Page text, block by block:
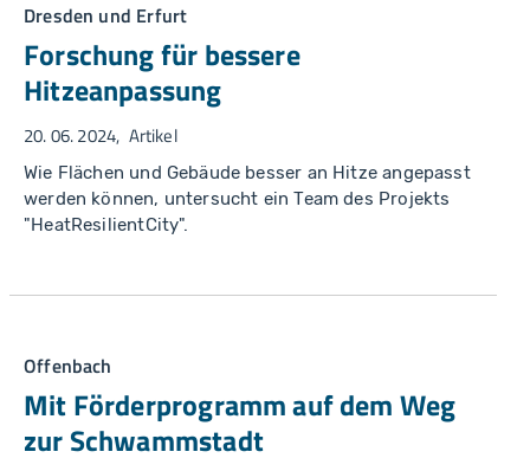
Dresden und Erfurt
Forschung für bessere
Hitzeanpassung
20. 06. 2024 Artikel
Wie Flächen und Gebäude besser an Hitze angepasst
werden können, untersucht ein Team des Projekts
"HeatResilientCity".
Offenbach
Mit Förderprogramm auf dem Weg
zur Schwammstadt